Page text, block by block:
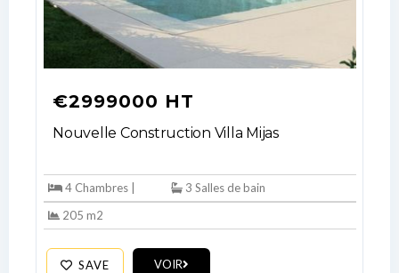
€2999000 HT
Nouvelle Construction Villa Mijas
4 Chambres |
3 Salles de bain
205 m2
SAVE VOIR